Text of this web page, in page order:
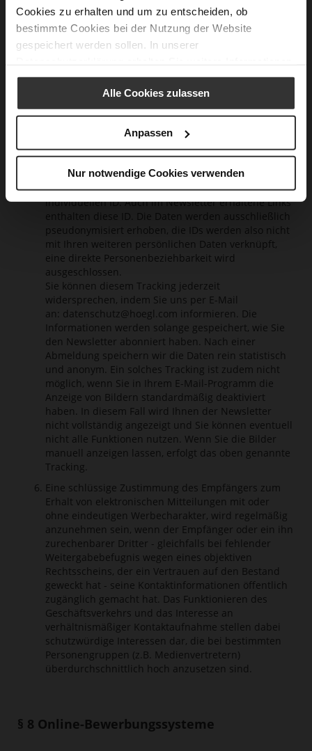
Cookies zu erhalten und um zu entscheiden, ob
bestimmte Cookies bei der Nutzung der Website
gespeichert werden sollen. In unserer
Alle Cookies zulassen
Anpassen
Nur notwendige Cookies verwenden
bereitgestellten Link, per E-Mail
an:datenschutz@hoegl.comoder durch eine
Nachricht an die im Impressum angegebenen
Wir weisen Sie darauf hin, dass wir bei Versand des
diese Auswertung beinhalten die versendeten E-
Mails sogenannte Web-Beacons bzw. Tracking-Pixel,
die Ein-Pixel-Bilddateien darstellen, die auf unserer
Website gespeichert sind. Für die Auswertungen
verknüpfen wir die in § 3 genannten Daten und die
Web-Beacons mit Ihrer E-Mail-Adresse und einer
individuellen ID. Auch im Newsletter erhaltene Links
enthalten diese ID. Die Daten werden ausschließlich
pseudonymisiert erhoben, die IDs werden also nicht
mit Ihren weiteren persönlichen Daten verknüpft,
eine direkte Personenbeziehbarkeit wird
ausgeschlossen.
Sie können diesem Tracking jederzeit
widersprechen, indem Sie uns per E-Mail
an: datenschutz@hoegl.com informieren. Die
Informationen werden solange gespeichert, wie Sie
den Newsletter abonniert haben. Nach einer
Abmeldung speichern wir die Daten rein statistisch
und anonym. Ein solches Tracking ist zudem nicht
möglich, wenn Sie in Ihrem E-Mail-Programm die
Anzeige von Bildern standardmäßig deaktiviert
haben. In diesem Fall wird Ihnen der Newsletter
nicht vollständig angezeigt und Sie können eventuell
nicht alle Funktionen nutzen. Wenn Sie die Bilder
manuell anzeigen lassen, erfolgt das oben genannte
Tracking.
Eine schlüssige Zustimmung des Empfängers zum
Erhalt von elektronischen Mitteilungen mit oder
ohne eindeutigen Werbecharakter, wird regelmäßig
anzunehmen sein, wenn der Empfänger oder ein ihn
zurechenbarer Dritter - gleichfalls bei fehlender
Weitergabebefugnis wegen eines objektiven
Rechtsscheins, der ein Vertrauen auf den Bestand
geweckt hat - seine Kontaktinformationen öffentlich
zugänglich gemacht hat. Das Funktionieren des
Geschäftsverkehrs und das Interesse an
verhältnismäßiger Kontaktaufnahme stellen dabei
schutzwürdige Interessen dar, die bei bestimmten
Personengruppen (z.B. Medienvertretern)
überdurchschnittlich hoch anzusetzen sind.
§ 8 Online-Bewerbungssysteme